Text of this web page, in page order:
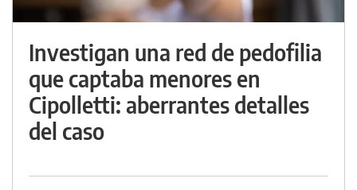
Investigan una red de pedofilia
que captaba menores en
Cipolletti: aberrantes detalles
del caso